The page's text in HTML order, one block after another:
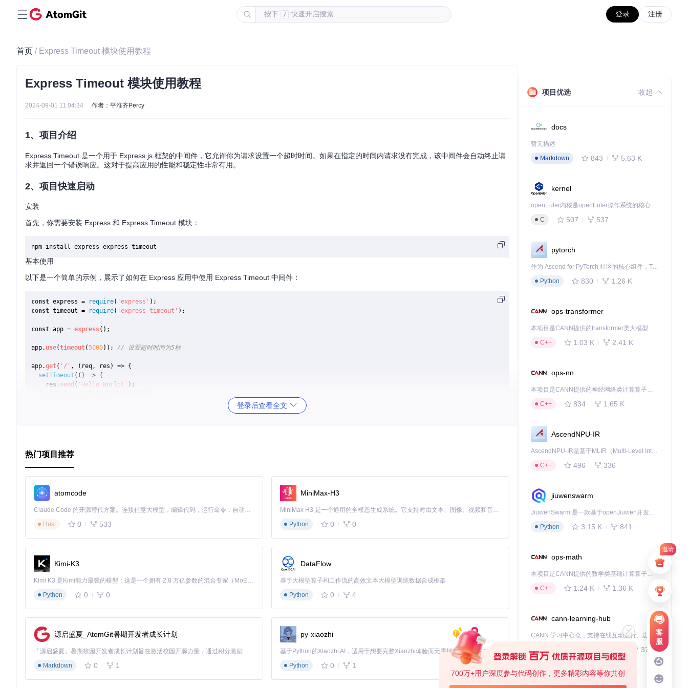
按下 / 快速开启搜索 登录 注册
邀请
客
服
700万+用户深度参与代码创作，更多精彩内容等你共创
首页 / Express Timeout 模块使用教程
Express Timeout 模块使用教程
2024-09-01 11:04:34 作者：平淮齐Percy
1、项目介绍
Express Timeout 是一个用于 Express.js 框架的中间件，它允许你为请求设置一个超时时间。如果在指定的时间内请求没有完成，该中间件会自动终止请
求并返回一个错误响应。这对于提高应用的性能和稳定性非常有用。
2、项目快速启动
安装
首先，你需要安装 Express 和 Express Timeout 模块：
基本使用
以下是一个简单的示例，展示了如何在 Express 应用中使用 Express Timeout 中间件：
const express = require( 'express'
const timeout = require( 'express-timeout' );
const app = express();
app. use(timeout(5000)); // 设置超时时间为5秒
app.get( '/' , ( req, res ) => {
setTimeout ( () => {
    res.
send ( 'Hello World!' );
  }
else {
next(err);
  }
});
app.listen(3000,
在这个示例中，我们设置了一个5秒的超时时间。如果请求处理时间超过5秒，中间件会终止请求并返回一个503状态码。
3、应用案例和最佳实践
应用案例
假设你有一个需要长时间处理的任务，比如文件上传或复杂的计算。为了避免客户端长时间等待，你可以使用 Express Timeout 中间件来设置一个合理的
最佳实践
合理设置超时时间
：根据你的应用场景和性能要求，合理设置超时时间。不要设置得过短，以免误杀正常请求；也不要设置得过长，以免影响应用性
能。
错误处理 ：确保你有适当的错误处理机制，以便在请求超时时返回友好的错误信息。
4、典型生态项目
登录后查看全文
热门项目推荐
atomcode
Claude Code 的开源替代方案。连接任意大模型，编辑代码，运行命令，自动验证 — 全自动执行。用 Rust 构建，极致性能。 ｜ An open-source alternative to Claude Code. Connect any LLM, edit code, run commands, and verify changes — autonomously. Built in Rust for speed. Get Started
Rust
0 533
MiniMax-H3
MiniMax H3 是一个通用的全模态生成系统。它支持对由文本、图像、视频和音频组成的多模态上下文进行统一理解，并能生成分辨率高达 2K、时长可达 15 秒的带原生立体声音频的视频。得益于面向任务泛化的系统设计，H3 在预训练阶段就已具备广泛的多模态上下文理解与生成能力，能够出色地执行复杂的多模态指令。
Python
0 0
Kimi-K3
Kimi K3 是Kimi能力最强的模型：这是一个拥有 2.8 万亿参数的混合专家（MoE）模型，具备原生视觉理解能力，并支持 100 万 token 的上下文窗口。
Python
0 0
DataFlow
基于大模型算子和工作流的高效文本大模型训练数据合成框架
Python
0 4
源启盛夏_AtomGit暑期开发者成长计划
「源启盛夏」暑期校园开发者成长计划旨在激活校园开源力量，通过积分激励、认证扶持、资源倾斜等形式，引导高校组织和开发者完成「入驻 — 建项目 — 做贡献 — 获认证 — 得资源」的完整闭环。无论你是想带领社团入驻平台的组织者，还是希望用代码贡献证明自己的开发者，都能在这里找到属于你的成长路径。
Markdown
0 1
py-xiaozhi
基于Python的Xiaozhi AI，适用于想要完整Xiaozhi体验而无需拥有专用硬件的用户。
Python
0 1
项目优选 收起
docs
暂无描述
Markdown
843 5.63 K
kernel
openEuler内核是openEuler操作系统的核心，既是系统性能与稳定性的基石，也是连接处理器、设备与服务的桥梁。
C
507 537
pytorch
作为 Ascend for PyTorch 社区的核心组件，TorchNPU 是昇腾专为 PyTorch 打造的深度学习适配插件，使 PyTorch 框架能够直接调用昇腾 NPU，为开发者提供昇腾 AI 处理器的超强算力。
Python
830 1.26 K
ops-transformer
本项目是CANN提供的transformer类大模型算子库，实现网络在NPU上加速计算。
C++
1.03 K 2.41 K
ops-nn
本项目是CANN提供的神经网络类计算算子库，实现网络在NPU上加速计算。
C++
834 1.65 K
AscendNPU-IR
AscendNPU-IR是基于MLIR（Multi-Level Intermediate Representation）构建的，面向昇腾亲和算子编译时使用的中间表示，提供昇腾完备表达能力，通过编译优化提升昇腾AI处理器计算效率，支持通过生态框架使能昇腾AI处理器与深度调优
C++
496 336
jiuwenswarm
JiuwenSwarm 是一款基于openJiuwen开发的智能AI Agent，它能够将大语言模型的强大能力，通过你日常使用的各类通讯应用，直接延伸至你的指尖。
Python
3.15 K 841
ops-math
本项目是CANN提供的数学类基础计算算子库，实现网络在NPU上加速计算。
C++
1.24 K 1.36 K
cann-learning-hub
Jupyter Notebook
379
kernel